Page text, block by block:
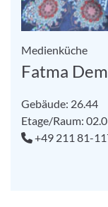
Medienküche
Fatma
Gebäude: 26.44
Etage/Raum:
+49 211 81-